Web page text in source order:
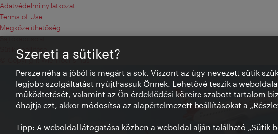
Adatvédelmi nyilatkozat
Terms of Use
Megközelíthetőség
Sajtókapcsolat
Sütik beállítása
© Copyright WienTourismus
Szereti a sütiket?
Persze néha a jóból is megárt a sok. Viszont az úgy nevezett sütik
legjobb szolgáltatást nyújthassuk Önnek. Lehetővé teszik a
működtetését, valamint az Ön érdeklődési köreire szabott tartalom
óhajtja ezt, akkor módosítsa az alapértelmezett beállításokat a
Tipp: A weboldal látogatása közben a weboldal alján található „Sütik